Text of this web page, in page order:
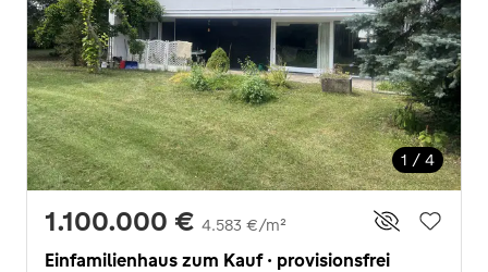
1 / 4
1.100.000 € 4.583 €/m²
Einfamilienhaus zum Kauf · provisionsfrei